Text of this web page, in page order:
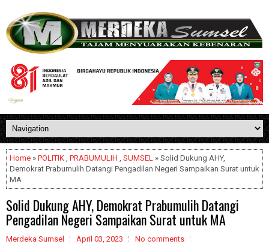
Home » POLITIK , PRABUMULIH , SUMSEL » Solid Dukung AHY,
Demokrat Prabumulih Datangi Pengadilan Negeri Sampaikan Surat untuk
MA
Solid Dukung AHY, Demokrat Prabumulih Datangi
Pengadilan Negeri Sampaikan Surat untuk MA
Merdeka Sumsel April 03, 2023 No comments